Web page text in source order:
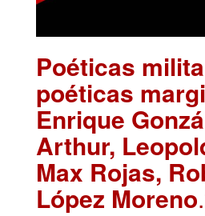
Poéticas
poéticas
Enrique
Arthur,
Max Rojas,
López Moreno